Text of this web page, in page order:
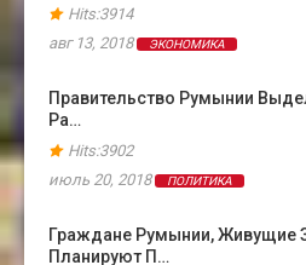
Hits:3914
авг 13, 2018
ЭКОНОМИКА
Правительство Румынии
Ра…
Hits:3902
июль 20, 2018
ПОЛИТИКА
Граждане Румынии, Живущие
Планируют П…